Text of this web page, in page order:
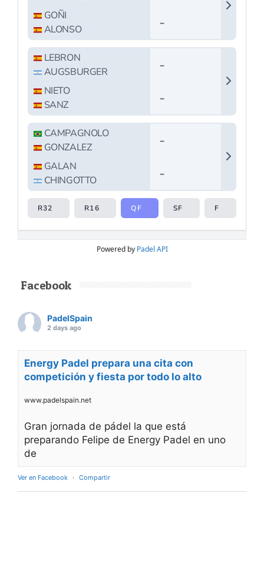
Powered by Padel API
Facebook
PadelSpain
2 days ago
Energy Padel prepara una cita con
competición y fiesta por todo lo alto
www.padelspain.net
Gran jornada de pádel la que está
preparando Felipe de Energy Padel en uno
de
Ver en Facebook · Compartir